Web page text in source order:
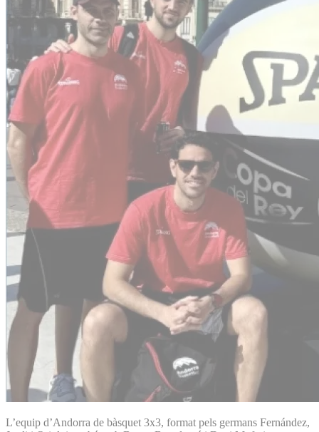
L’equip d’Andorra de bàsquet 3x3, format pels germans Fernández,